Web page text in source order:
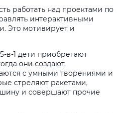
работать над проектами по
интерактивными
Это мотивирует и
в-1 дети приобретают
они создают,
с умными творениями и
стреляют ракетами,
и совершают прочие